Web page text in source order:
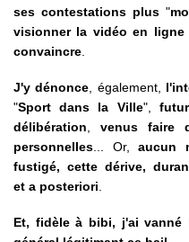
ses contestations plus"
visionner la vidéo en
convaincre
J'y dénonce , également,
"Sport dans la Ville",
délibération ,venus faire
personnelles ... Or, aucun
fustigé, cette dérive,
et a posteriori
Et, fidèle à bibi, j'ai vanné